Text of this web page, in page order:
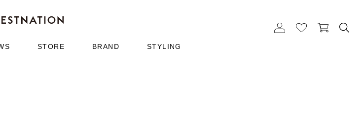
STORE BRAND STYLING